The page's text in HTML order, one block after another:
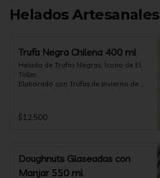
Helados Artesanales
Trufa Negra Chilena 400 ml
Helado de Trufas Negras, Ícono de El
Taller
Elaborado con Trufas de Invierno de
cremoso y con un delicado proceso
para obtener una experiencia
esta Edición es muy Limitada,
aproveche ya de vivir esta fantástica
$12.500
Doughnuts Glaseadas con
Manjar 550 ml